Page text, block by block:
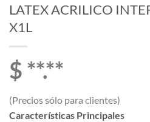
LATEX ACRILICO
X1L
$ **.**
(Precios sólo para clientes)
Características Principales